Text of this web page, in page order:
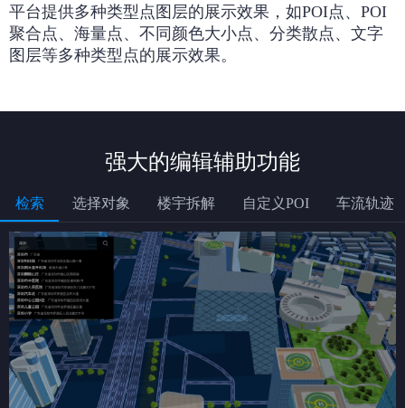
平台提供多种类型点图层的展示效果，如POI点、POI
聚合点、海量点、不同颜色大小点、分类散点、文字
图层等多种类型点的展示效果。
强大的编辑辅助功能
检索 选择对象 楼宇拆解 自定义POI 车流轨迹